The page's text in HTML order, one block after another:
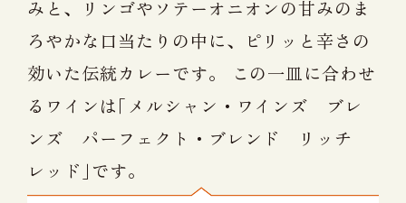
みと、リンゴやソテーオニオンの甘みのま
ろやかな口当たりの中に、ピリッと辛さの
効いた伝統カレーです。 この一皿に合わせ
るワインは｢メルシャン・ワインズ ブレ
ンズ パーフェクト・ブレンド リッチ
レッド｣です。